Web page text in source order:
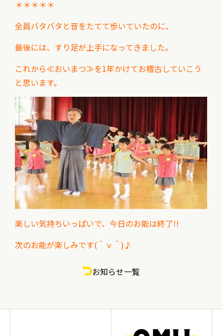
＊＊＊＊＊
全員バタバタと音をたてて歩いていたのに、
最後には、すり足が上手になってきました。
これから≪おいまつ≫を1年かけてお稽古していこう
と思います。
楽しい気持ちいっぱいで、今日のお能は終了!!
次のお能が楽しみです(＾ｖ＾)♪
お知らせ一覧